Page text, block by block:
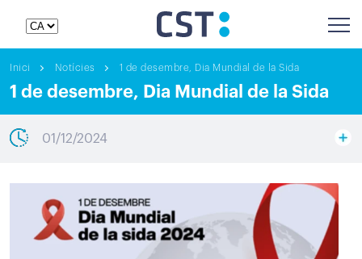
Inici Notícies 1 de desembre, Dia Mundial de la Sida
1 de desembre, Dia Mundial de la Sida
01/12/2024